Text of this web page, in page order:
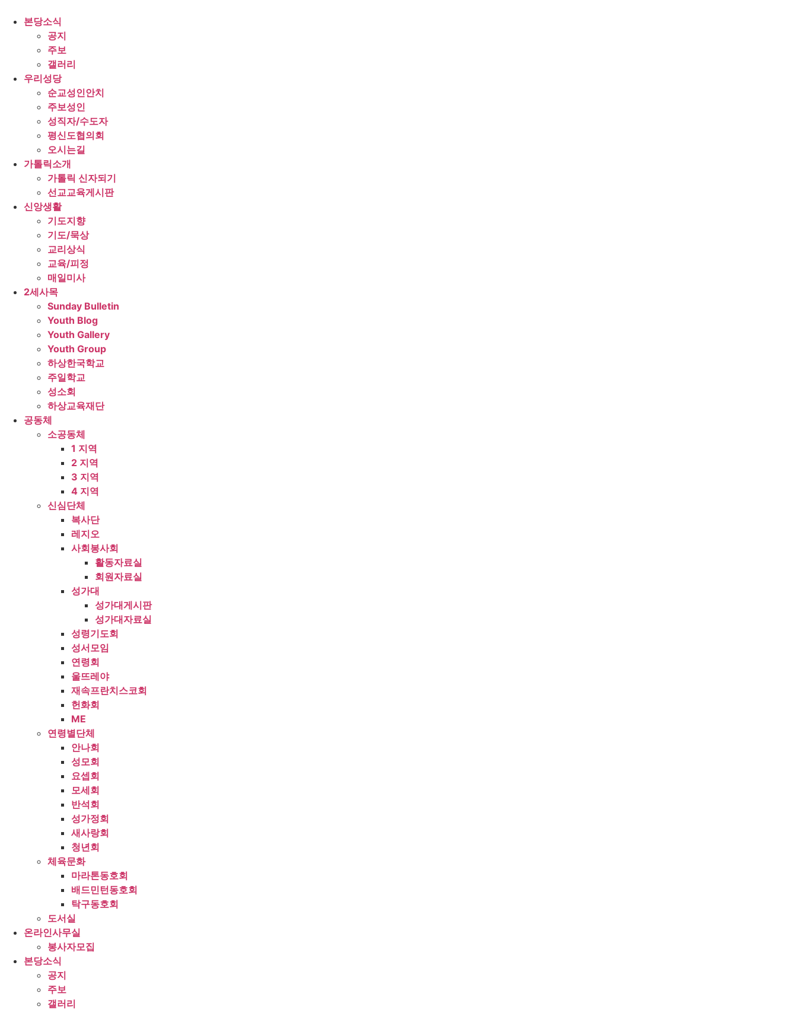
본당소식
공지
주보
갤러리
우리성당
순교성인안치
주보성인
성직자/수도자
평신도협의회
오시는길
가톨릭소개
가톨릭 신자되기
선교교육게시판
신앙생활
기도지향
기도/묵상
교리상식
교육/피정
매일미사
2세사목
Sunday Bulletin
Youth Blog
Youth Gallery
Youth Group
하상한국학교
주일학교
성소회
하상교육재단
공동체
소공동체
1 지역
2 지역
3 지역
4 지역
신심단체
복사단
레지오
사회봉사회
활동자료실
회원자료실
성가대
성가대게시판
성가대자료실
성령기도회
성서모임
연령회
울뜨레야
재속프란치스코회
헌화회
ME
연령별단체
안나회
성모회
요셉회
모세회
반석회
성가정회
새사랑회
청년회
체육문화
마라톤동호회
배드민턴동호회
탁구동호회
도서실
온라인사무실
봉사자모집
본당소식
공지
주보
갤러리